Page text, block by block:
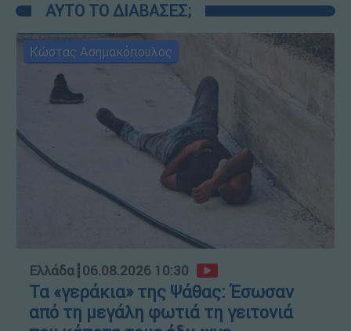
ΑΥΤΟ ΤΟ ΔΙΑΒΑΣΕΣ;
Κώστας Ασημακόπουλος
Ελλάδα┋06.08.2026 10:30
Τα «γεράκια» της Ψάθας: Έσωσαν
από τη μεγάλη φωτιά τη γειτονιά